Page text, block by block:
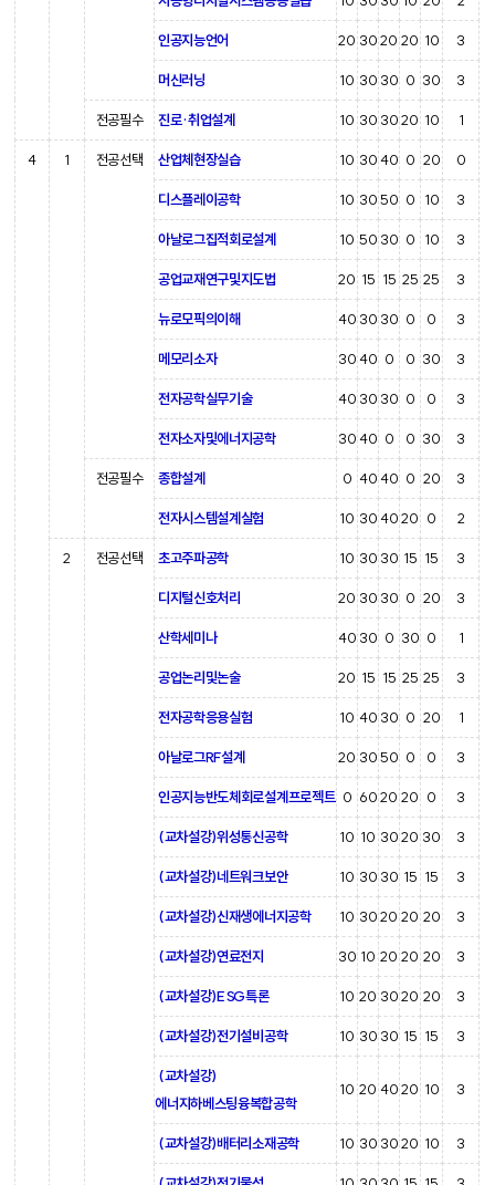
인공지능언어 20 30 20 20 10 3
머신러닝 10 30 30 0 30 3
전공필수 진로·취업설계 10 30 30 20 10 1
4 1 전공선택 산업체현장실습 10 3040 0 20 0
디스플레이공학 10 3050 0 10 3
아날로그집적회로설계 10 50 30 0 10 3
공업교재연구및지도법 20 15 15 25 25 3
뉴로모픽의이해 40 30 30 0 0 3
메모리소자 3040 0 0 30 3
전자공학실무기술 40 30 30 0 0 3
전자소자및에너지공학 3040 0 0 30 3
전공필수 종합설계 0 4040 0 20 3
전자시스템설계실험 10 3040 20 0 2
2 전공선택 초고주파공학 10 30 30 15 15 3
디지털신호처리 20 30 30 0 20 3
산학세미나 40 30 0 30 0 1
공업논리및논술 20 15 15 25 25 3
전자공학응용실험 10 40 30 0 20 1
아날로그RF설계 20 3050 0 0 3
인공지능반도체회로설계프로젝트 0 60 20 20 0 3
(교차설강)위성통신공학 10 10 30 20 30 3
(교차설강)네트워크보안 10 30 30 15 15 3
(교차설강)신재생에너지공학 10 30 20 20 20 3
(교차설강)연료전지 30 10 20 20 20 3
(교차설강)ESG특론 10 20 30 20 20 3
(교차설강)전기설비공학 10 30 30 15 15 3
(교차설강)
에너지하베스팅융복합공학
10 20 40 20 10 3
(교차설강)배터리소재공학 10 30 30 20 10 3